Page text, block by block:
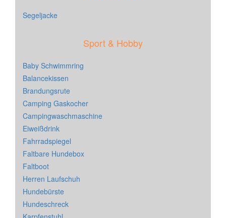
Segeljacke
Sport & Hobby
Baby Schwimmring
Balancekissen
Brandungsrute
Camping Gaskocher
Campingwaschmaschine
Eiweißdrink
Fahrradspiegel
Faltbare Hundebox
Faltboot
Herren Laufschuh
Hundebürste
Hundeschreck